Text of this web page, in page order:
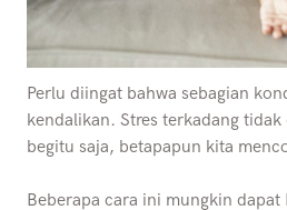
Perlu diingat bahwa sebagian
kendalikan. Stres terkadang
begitu saja, betapapun kita
Beberapa cara ini mungkin